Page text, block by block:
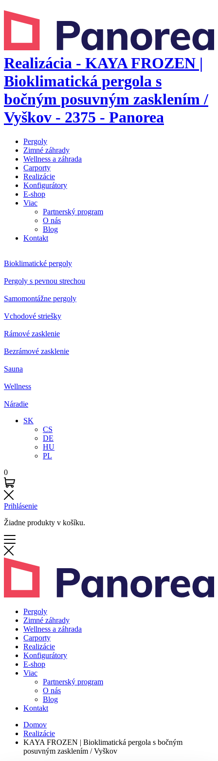
Realizácia - KAYA FROZEN |
Bioklimatická pergola s
bočným posuvným zasklením /
Vyškov - 2375 - Panorea
Pergoly
Zimné záhrady
Wellness a záhrada
Carporty
Realizácie
Konfigurátory
E-shop
Viac
Partnerský program
O nás
Blog
Kontakt
Bioklimatické pergoly
Pergoly s pevnou strechou
Samomontážne pergoly
Vchodové striešky
Rámové zasklenie
Bezrámové zasklenie
Sauna
Wellness
Náradie
SK
CS
DE
HU
PL
0
Prihlásenie
Žiadne produkty v košíku.
Pergoly
Zimné záhrady
Wellness a záhrada
Carporty
Realizácie
Konfigurátory
E-shop
Viac
Partnerský program
O nás
Blog
Kontakt
Domov
Realizácie
KAYA FROZEN | Bioklimatická pergola s bočným
posuvným zasklením / Vyškov